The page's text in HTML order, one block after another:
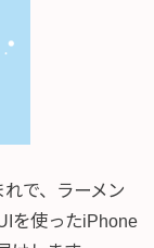
で、ラーメン
を使ったiPhone